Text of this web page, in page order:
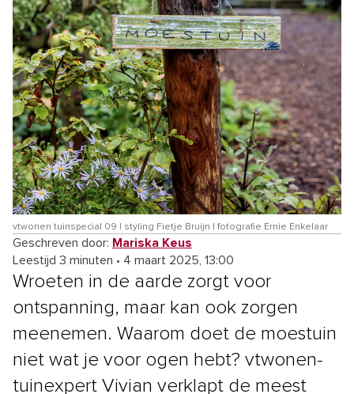
vtwonen tuinspecial 09 | styling Fietje Bruijn | fotografie Ernie Enkelaar
Geschreven door: Mariska Keus
Leestijd 3 minuten • 4 maart 2025, 13:00
Wroeten in de aarde zorgt voor
ontspanning, maar kan ook zorgen
meenemen. Waarom doet de moestuin
niet wat je voor ogen hebt? vtwonen-
tuinexpert Vivian verklapt de meest